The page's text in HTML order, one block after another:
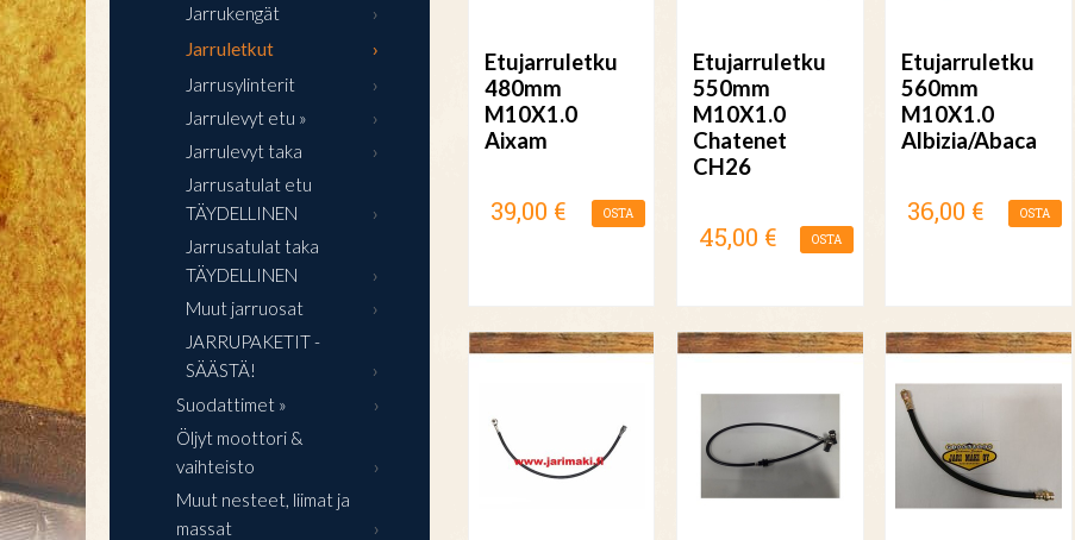
Jarrukengät
Jarruletkut
Jarrusylinterit
Jarrulevyt etu »
Jarrulevyt taka
Jarrusatulat etu
TÄYDELLINEN
Jarrusatulat taka
TÄYDELLINEN
Muut jarruosat
JARRUPAKETIT -
SÄÄSTÄ!
Suodattimet »
Öljyt moottori &
vaihteisto
Muut nesteet, liimat ja
massat
Etujarruletku
480mm
M10X1.0
Aixam
39,00 € OSTA
Etujarruletku
550mm
M10X1.0
Chatenet
CH26
45,00 € OSTA
Etujarruletku
560mm
M10X1.0
Albizia/Abaca
36,00 € OSTA